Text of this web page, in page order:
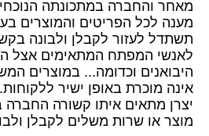
מאחר והחברה במתכונתה
מענה לכל הפריטים והמוצרים
תשתדל לעזור לקבלן ולבונה
לאנשי המפתח המתאימים אצל
היבואנים וכדומה... במוצרים
אינה מוכרת באופן ישיר
יצרן מתאים איתו קשורה
מוצר או שרות משלים לקבלן